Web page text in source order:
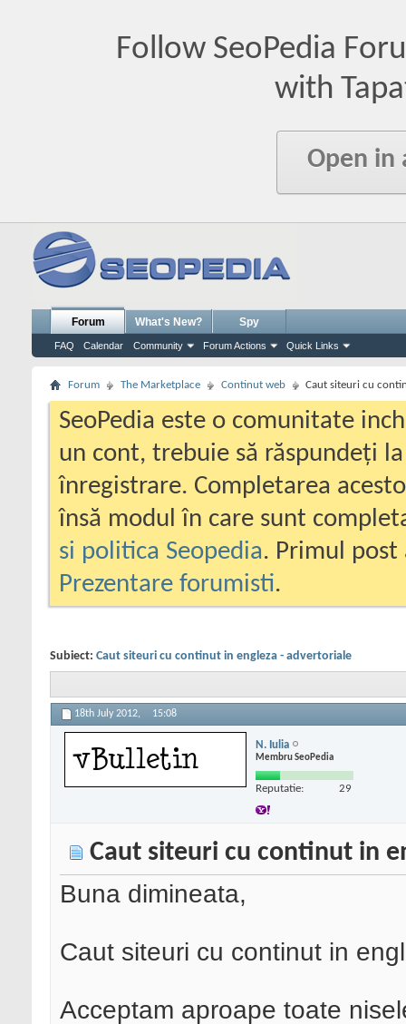
Follow SeoPedia
with
Open in
Forum
FAQ Calendar Community Forum Actions Quick Links
What's New? Spy
Forum The Marketplace Continut web Caut siteuri cu
SeoPedia este o comunitate
un cont, trebuie să răspundeți
înregistrare. Completarea
însă modul în care sunt
si politica Seopedia. Primul
Prezentare forumisti.
Subiect: Caut siteuri cu continut in engleza - advertoriale
18th July 2012, 15:08
N. Iulia
Membru SeoPedia
Reputatie: 29
Caut siteuri cu continut in
Buna dimineata,
Caut siteuri cu continut in
Acceptam aproape toate